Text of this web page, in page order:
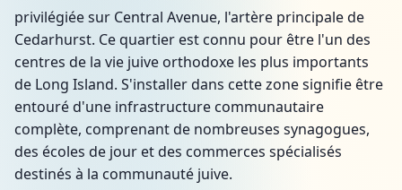
privilégiée sur Central Avenue, l'artère principale de
Cedarhurst. Ce quartier est connu pour être l'un des
centres de la vie juive orthodoxe les plus importants
de Long Island. S'installer dans cette zone signifie être
entouré d'une infrastructure communautaire
complète, comprenant de nombreuses synagogues,
des écoles de jour et des commerces spécialisés
destinés à la communauté juive.